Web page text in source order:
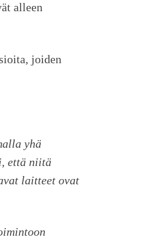
alleen
joiden
yhä
että niitä
laitteet ovat